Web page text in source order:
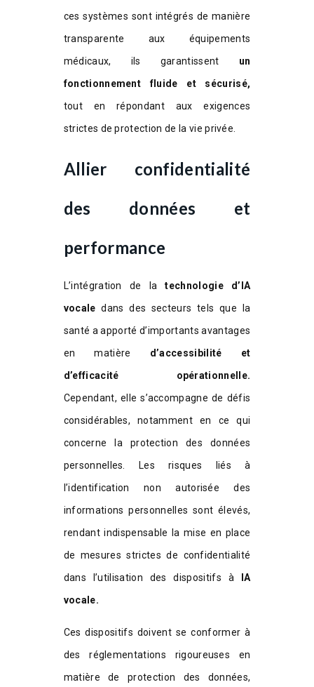
ces systèmes sont intégrés de manière
transparente aux équipements
médicaux, ils garantissent un
fonctionnement fluide et sécurisé,
tout en répondant aux exigences
strictes de protection de la vie privée.
Allier confidentialité
des données et
performance
L’intégration de la technologie d’IA
vocale dans des secteurs tels que la
santé a apporté d’importants avantages
en matière d’accessibilité et
d’efficacité opérationnelle.
Cependant, elle s’accompagne de défis
considérables, notamment en ce qui
concerne la protection des données
personnelles. Les risques liés à
l’identification non autorisée des
informations personnelles sont élevés,
rendant indispensable la mise en place
de mesures strictes de confidentialité
dans l’utilisation des dispositifs à
IA
vocale.
Ces dispositifs doivent se conformer à
des réglementations rigoureuses en
matière de protection des données,